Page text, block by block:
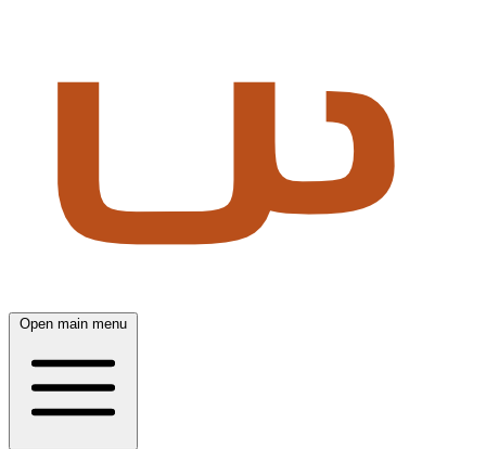
Open main menu